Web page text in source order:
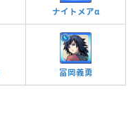
ナイトメアα
冨岡義勇